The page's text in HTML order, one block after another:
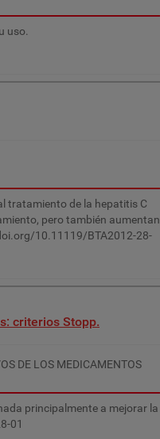
uso.
tratamiento de la hepatitis C
pero también aumentan
10.11119/BTA2012-28-
criterios Stopp.
DE LOS MEDICAMENTOS
principalmente a mejorar la
01